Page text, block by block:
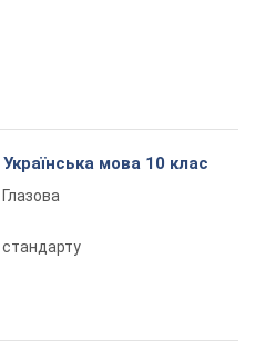
мова 10 клас
стандарту